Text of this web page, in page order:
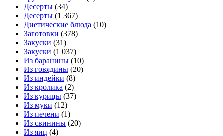
Десерты (34)
Десерты (1 367)
Диетические блюда (10)
Заготовки (378)
Закуски (31)
Закуски (1 037)
Из баранины (10)
Из говядины (20)
Из индейки (8)
Из кролика (2)
Из курицы (37)
Из муки (12)
Из печени (1)
Из свинины (20)
Из яиц (4)